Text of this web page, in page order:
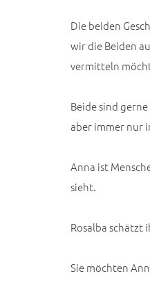
Die beiden
wir die Beiden
vermitteln
Beide sind
aber immer nur
Anna ist
sieht.
Rosalba schätzt
Sie möchten